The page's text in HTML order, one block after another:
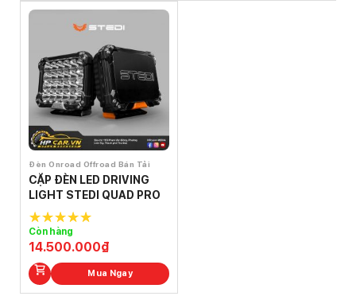
Đèn Onroad Offroad Bán Tải
CẶP ĐÈN LED DRIVING
LIGHT STEDI QUAD PRO
14.500.000₫
5.0out of
5
Còn hàng
Mua Ngay